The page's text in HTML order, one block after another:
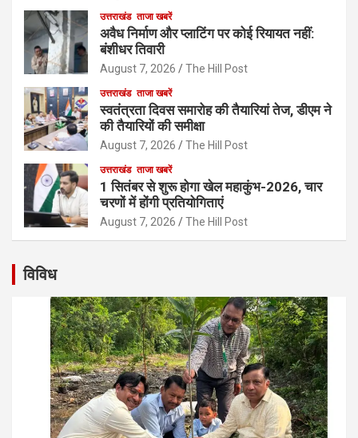
उत्तराखंड ताजा खबरें
अवैध निर्माण और प्लाटिंग पर कोई रियायत नहीं:
बंशीधर तिवारी
August 7, 2026 The Hill Post
उत्तराखंड ताजा खबरें
स्वतंत्रता दिवस समारोह की तैयारियां तेज, डीएम ने
की तैयारियों की समीक्षा
August 7, 2026 The Hill Post
उत्तराखंड ताजा खबरें
1 सितंबर से शुरू होगा खेल महाकुंभ-2026, चार
चरणों में होंगी प्रतियोगिताएं
August 7, 2026 The Hill Post
विविध